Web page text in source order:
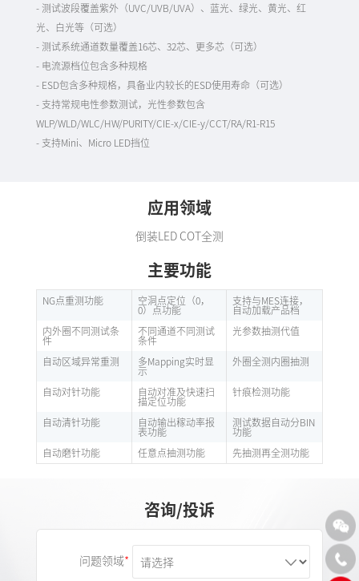
- 测试波段覆盖紫外（UVC/UVB/UVA）、蓝光、绿光、黄光、红
光、白光等（可选）
- 测试系统通道数量覆盖16芯、32芯、更多芯（可选）
- 电流源档位包含多种规格
- ESD包含多种规格，具备业内较长的ESD使用寿命（可选）
- 支持常规电性参数测试，光性参数包含
WLP/WLD/WLC/HW/PURITY/CIE-x/CIE-y/CCT/RA/R1-R15
- 支持Mini、Micro LED挡位
应用领域
倒装LED COT全测
主要功能
NG点重测功能 空洞点定位（0，
0）点功能
支持与MES连接，
自动加载产品档
内外圈不同测试条
件
不同通道不同测试
条件
光参数抽测代值
自动区域异常重测 多Mapping实时显
示
外圈全测内圈抽测
自动对针功能 自动对准及快速扫
描定位功能
针痕检测功能
自动清针功能 自动输出稼动率报
表功能
测试数据自动分BIN
功能
自动磨针功能
任意点抽测功能 先抽测再全测功能
咨询/投诉
问题领域